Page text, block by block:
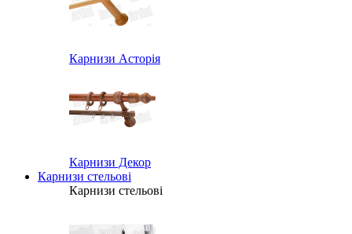
Карнизи Асторія
Карнизи Декор
Карнизи стельові
Карнизи стельові